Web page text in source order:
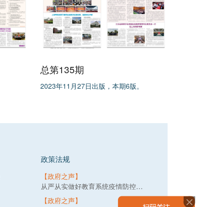
总第135期
2023年11月27日出版，本期6版。
政策法规
【政府之声】
从严从实做好教育系统疫情防控工作，教育部提出3要求
【政府之声】